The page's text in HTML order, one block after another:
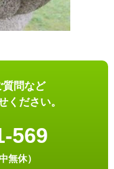
質問など
ください。
569
無休）